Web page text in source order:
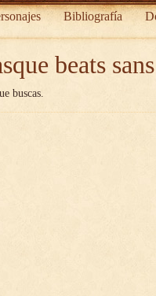
Bibliografía
beats
buscas.